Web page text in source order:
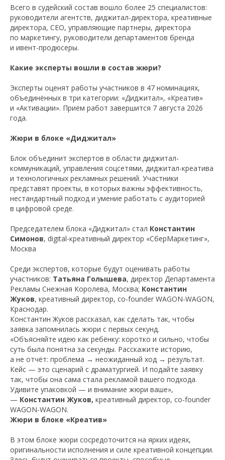
Всего в судейский состав вошло более 25 специалистов:
руководители агентств, диджитал-директора, креативные
директора, CEO, управляющие партнеры, директора
по маркетингу, руководители департаментов бренда
и ивент-продюсеры.
Какие эксперты вошли в состав жюри?
Эксперты оценят работы участников в 47 номинациях,
объединённых в три категории: «Диджитал», «Креатив»
и «Активации». Приём работ завершится 7 августа 2026
года.
Жюри в блоке «Диджитал»
Блок объединит экспертов в области диджитал-
коммуникаций, управления соцсетями, диджитал-креатива
и технологичных рекламных решений. Участники
представят проекты, в которых важны эффективность,
нестандартный подход и умение работать с аудиторией
в цифровой среде.
Председателем блока «Диджитал» стал Константин
Симонов, digital-креативный директор «СберМаркетинг»,
Москва
Среди экспертов, которые будут оценивать работы
участников: Татьяна Голышева, директор Департамента
Рекламы Снежная Королева, Москва; Константин
Жуков, креативный директор, co-founder WAGON-WAGON,
Краснодар.
Константин Жуков рассказал, как сделать так, чтобы
заявка запомнилась жюри с первых секунд.
«Объясняйте идею как ребёнку: коротко и сильно, чтобы
суть была понятна за секунды. Расскажите историю,
а не отчёт: проблема → неожиданный ход → результат.
Кейс — это сценарий с драматургией. И подайте заявку
так, чтобы она сама стала рекламой вашего подхода.
Удивите упаковкой — и внимание жюри ваше»,
— Константин Жуков, креативный директор, co-founder
WAGON-WAGON.
Жюри в блоке «Креатив»
В этом блоке жюри сосредоточится на ярких идеях,
оригинальности исполнения и силе креативной концепции.